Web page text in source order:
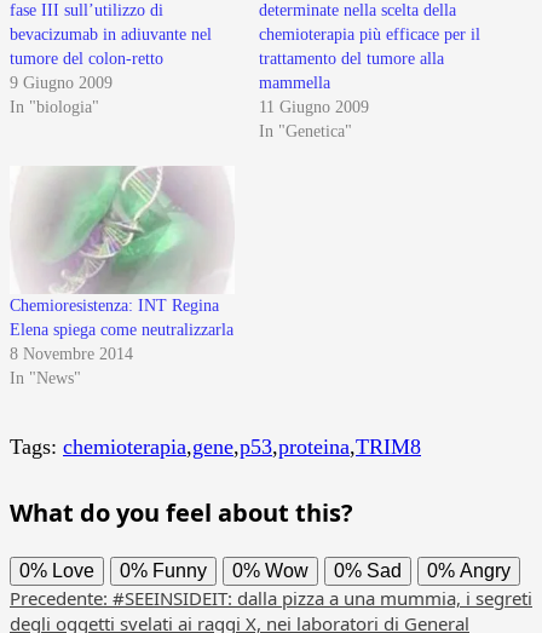
fase III sull’utilizzo di
bevacizumab in adiuvante nel
tumore del colon-retto
9 Giugno 2009
In "biologia"
determinate nella scelta della
chemioterapia più efficace per il
trattamento del tumore alla
mammella
11 Giugno 2009
In "Genetica"
Chemioresistenza: INT Regina
Elena spiega come neutralizzarla
8 Novembre 2014
In "News"
Tags: chemioterapia,gene,p53,proteina,TRIM8
What do you feel about this?
0% Love 0% Funny 0% Wow 0% Sad 0% Angry
Navigazione
Precedente: #SEEINSIDEIT: dalla pizza a una mummia, i segreti
degli oggetti svelati ai raggi X, nei laboratori di General